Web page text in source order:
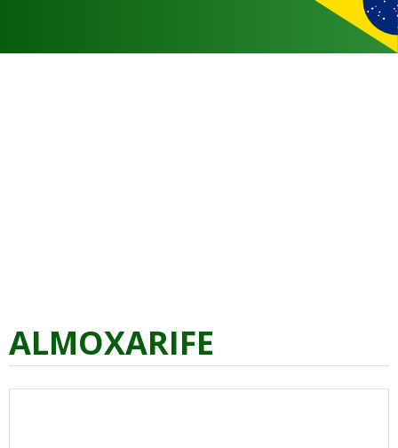
ALMOXARIFE